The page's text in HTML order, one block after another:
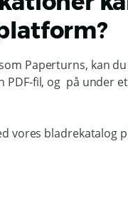
Paperturns, kan
fil, og på under
vores bladrekatalog